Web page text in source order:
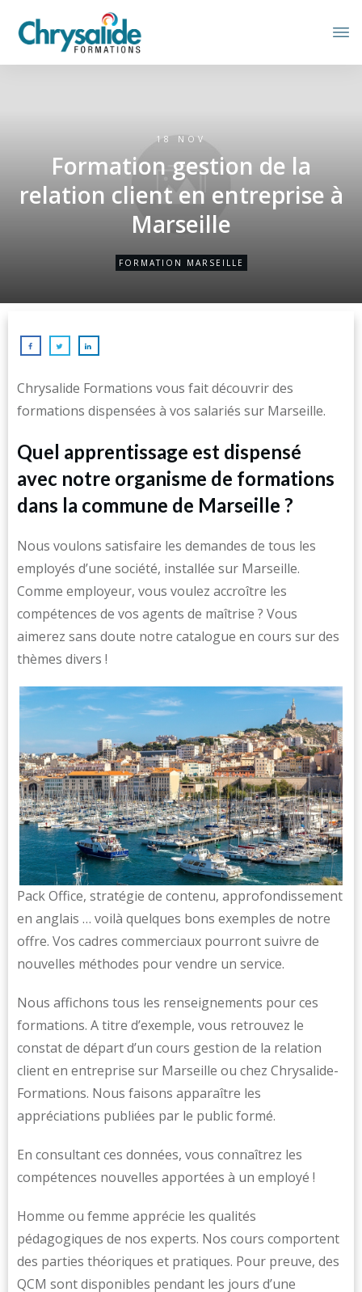
18 NOV
Formation gestion de la
relation client en entreprise à
Marseille
FORMATION MARSEILLE
Chrysalide Formations vous fait découvrir des
formations dispensées à vos salariés sur Marseille.
Quel apprentissage est dispensé
avec notre organisme de formations
dans la commune de Marseille ?
Nous voulons satisfaire les demandes de tous les
employés d’une société, installée sur Marseille.
Comme employeur, vous voulez accroître les
compétences de vos agents de maîtrise ? Vous
aimerez sans doute notre catalogue en cours sur des
thèmes divers !
Pack Office, stratégie de contenu, approfondissement
en anglais … voilà quelques bons exemples de notre
offre. Vos cadres commerciaux pourront suivre de
nouvelles méthodes pour vendre un service.
Nous affichons tous les renseignements pour ces
formations. A titre d’exemple, vous retrouvez le
constat de départ d’un cours gestion de la relation
client en entreprise sur Marseille ou chez Chrysalide-
Formations. Nous faisons apparaître les
appréciations publiées par le public formé.
En consultant ces données, vous connaîtrez les
compétences nouvelles apportées à un employé !
Homme ou femme apprécie les qualités
pédagogiques de nos experts. Nos cours comportent
des parties théoriques et pratiques. Pour preuve, des
QCM sont disponibles pendant les jours d’une